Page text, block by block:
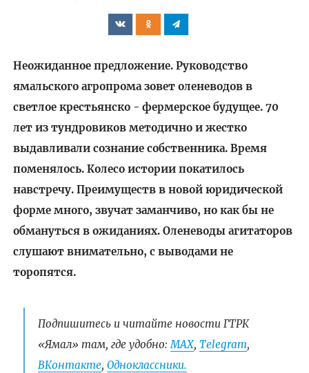
Неожиданное предложение. Руководство
ямальского агропрома зовет оленеводов в
светлое крестьянско - фермерское будущее. 70
лет из тундровиков методично и жестко
выдавливали сознание собственника. Время
поменялось. Колесо истории покатилось
навстречу. Преимуществ в новой юридической
форме много, звучат заманчиво, но как бы не
обмануться в ожиданиях. Оленеводы агитаторов
слушают внимательно, с выводами не
торопятся.
Подпишитесь и читайте новости ГТРК
«Ямал» там, где удобно: МАХ, Telegram,
ВКонтакте, Одноклассники.